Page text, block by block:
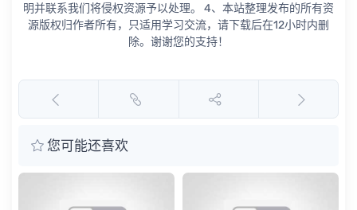
明并联系我们将侵权资源予以处理。 4、本站整理发布的所有资
源版权归作者所有，只适用学习交流，请下载后在12小时内删
除。谢谢您的支持！
您可能还喜欢